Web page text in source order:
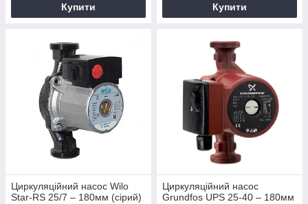
Купити Купити
Циркуляційний насос Wilo
Star-RS 25/7 – 180мм (сірий)
Циркуляційний насос
Grundfos UPS 25-40 – 180мм